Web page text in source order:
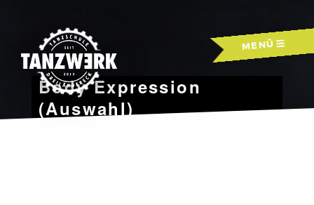
MENÜ
Body Expression
(Auswahl)